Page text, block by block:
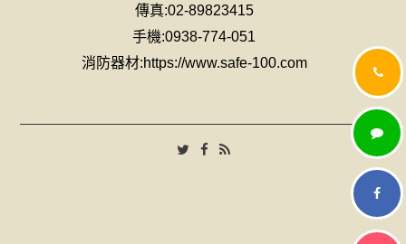
傳真:02-89823415
手機:0938-774-051
消防器材:https://www.safe-100.com